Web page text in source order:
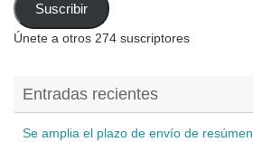
correo
electrónico
Suscribir
Únete a otros 274 suscriptores
Entradas recientes
Se amplia el plazo de envío de